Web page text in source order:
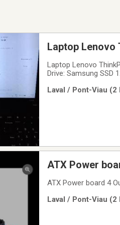
Laptop Lenovo
Laptop Lenovo
Drive: Samsung SSD
Processor: AMD A6-
Laval / Pont-Viau
ATX Power
ATX Power board 4
Laval / Pont-Viau